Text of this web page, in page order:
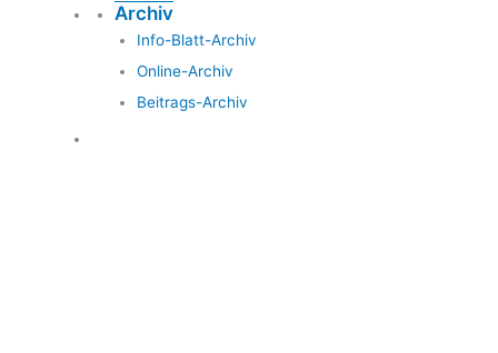
Archiv
Info-Blatt-Archiv
Online-Archiv
Beitrags-Archiv